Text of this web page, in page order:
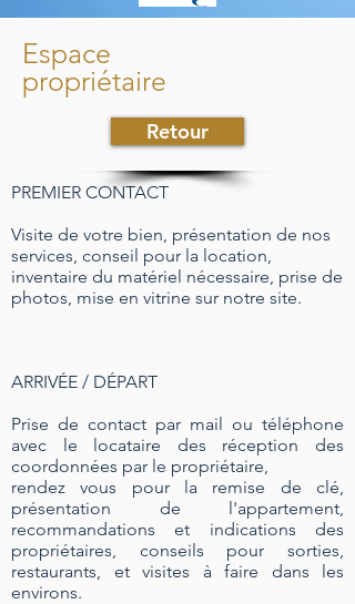
Espace
propriétaire
Retour
PREMIER CONTACT
Visite de votre bien, présentation de nos
services, conseil pour la location,
inventaire du matériel nécessaire, prise de
photos, mise en vitrine sur notre site.
ARRIVÉE / DÉPART
Prise de contact par mail ou téléphone
avec le locataire des réception des
coordonnées par le propriétaire,
rendez vous pour la remise de clé,
présentation de l'appartement,
recommandations et indications des
propriétaires, conseils pour sorties,
restaurants, et visites à faire dans les
environs.